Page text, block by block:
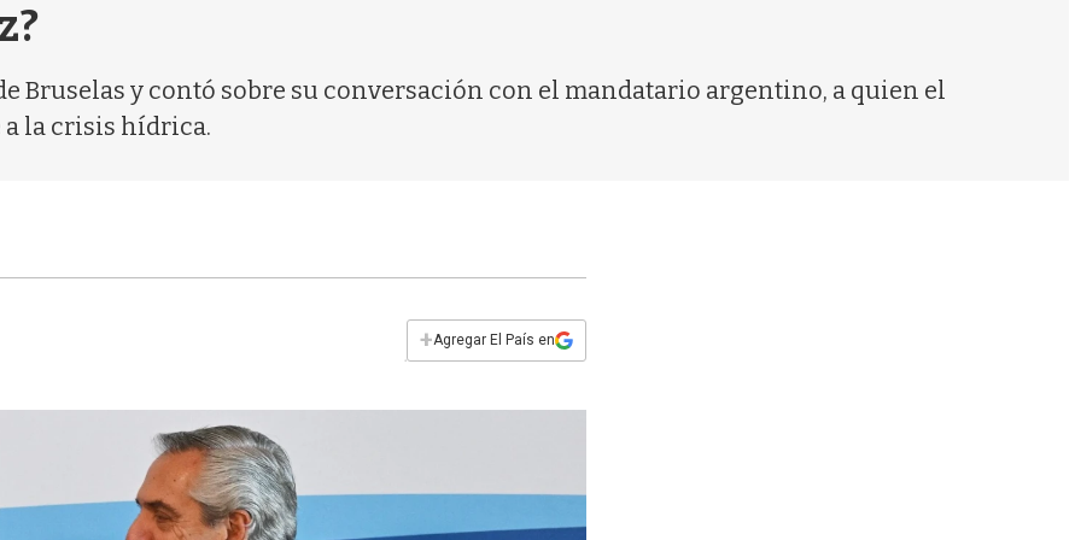
Bruselas y contó sobre su conversación con el mandatario argentino, a quien el
la crisis hídrica.
+Agregar El País en